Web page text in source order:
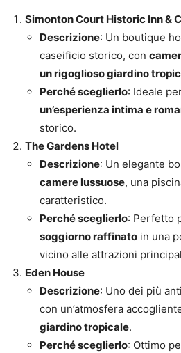
Simonton Court Historic Inn &
Descrizione: Un boutique
caseificio storico, con
un rigoglioso giardino
Perché sceglierlo: Ideale
un’esperienza intima e
storico.
The Gardens Hotel
Descrizione: Un elegante
camere lussuose, una
caratteristico.
Perché sceglierlo: Perfetto
soggiorno raffinato in una
vicino alle attrazioni
Eden House
Descrizione: Uno dei più
con un’atmosfera
giardino tropicale.
Perché sceglierlo: Ottimo